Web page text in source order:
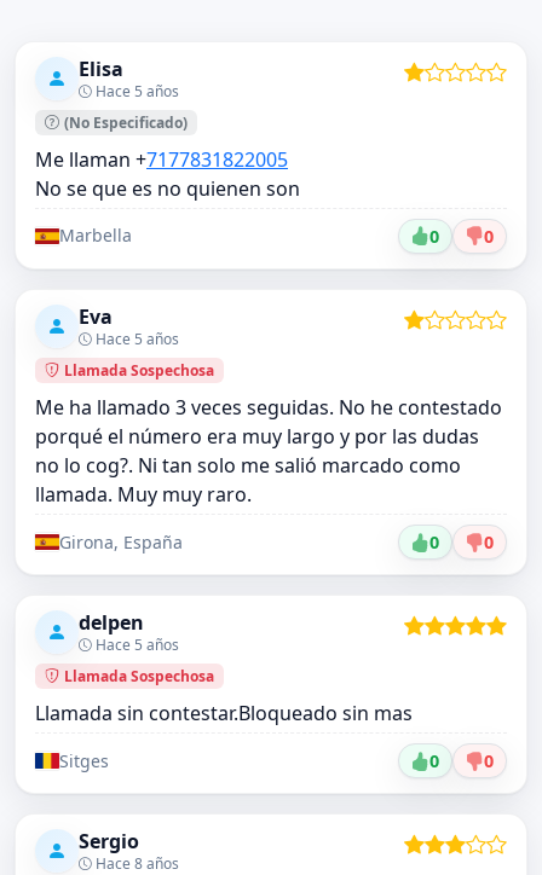
Elisa
Hace 5 años
(No Especificado)
Me llaman +7177831822005
No se que es no quienen son
Marbella 0 0
Eva
Hace 5 años
Llamada Sospechosa
Me ha llamado 3 veces seguidas. No he contestado
porqué el número era muy largo y por las dudas
no lo cog?. Ni tan solo me salió marcado como
llamada. Muy muy raro.
Girona, España 0 0
delpen
Hace 5 años
Llamada Sospechosa
Llamada sin contestar.Bloqueado sin mas
Sitges 0 0
Sergio
Hace 8 años